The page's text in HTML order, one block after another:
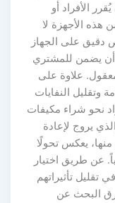
الأفراد أو
هذه الأجهزة لا
دقيق على الجهاز
يضمن للمشتري
علاوة على
وتقليل النفايات
نحو شراء مكيفات
يروج لإعادة
يعكس تحولًا
عن طريق اختيار
تأثيراتهم
طرق البحث عن